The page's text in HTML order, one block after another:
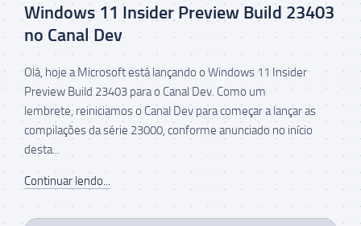
Windows 11 Insider Preview Build 23403
no Canal Dev
Olá, hoje a Microsoft está lançando o Windows 11 Insider
Preview Build 23403 para o Canal Dev. Como um
lembrete, reiniciamos o Canal Dev para começar a lançar as
compilações da série 23000, conforme anunciado no início
desta...
Continuar lendo...